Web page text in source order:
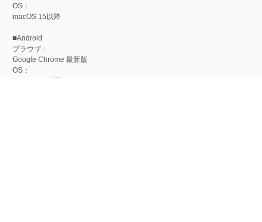
OS：
macOS 15以降
■Android
ブラウザ：
Google Chrome 最新版
OS：
Android 15以降